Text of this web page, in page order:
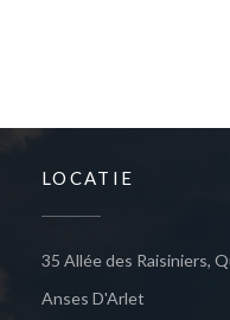
LOCATIE
35 Allée des Raisiniers,
Anses D'Arlet